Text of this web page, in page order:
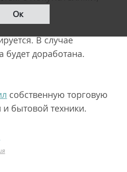
В случае
будет доработана.
собственную торговую
и бытовой техники.
Ок